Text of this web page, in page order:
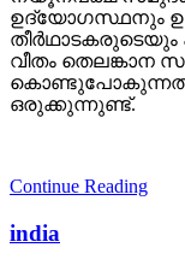
ഉദ്യോഗസ്ഥനും
വീതം തെലങ്കാന
ഒരുക്കുന്നുണ്ട്.
Continue Reading
india